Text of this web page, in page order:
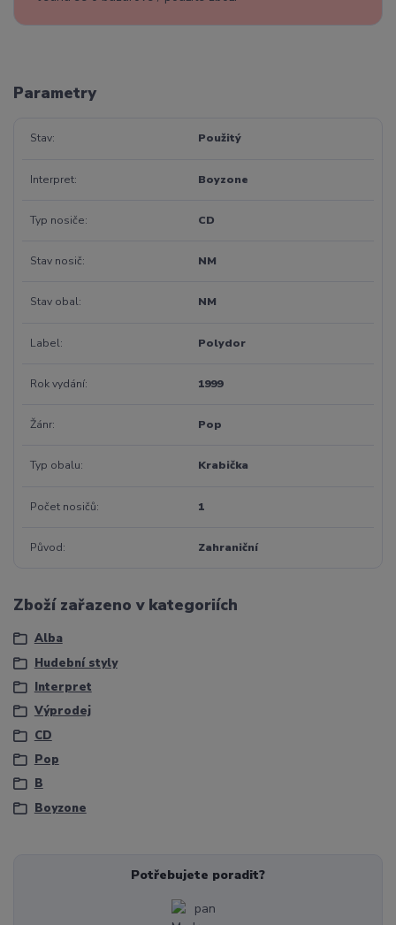
Parametry
Stav Použitý
Interpret Boyzone
Typ nosiče CD
Stav nosič NM
Stav obal NM
Label Polydor
Rok vydání 1999
Žánr Pop
Typ obalu Krabička
Počet nosičů 1
Původ Zahraniční
Zboží zařazeno v kategoriích
Alba
Hudební styly
Interpret
Výprodej
CD
Pop
B
Boyzone
Potřebujete poradit?